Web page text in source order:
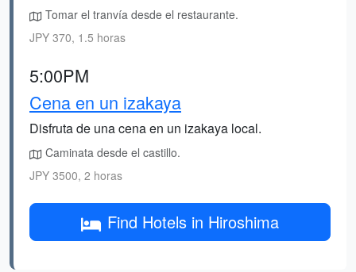
Tomar el tranvía desde el restaurante.
JPY 370, 1.5 horas
5:00PM
Cena en un izakaya
Disfruta de una cena en un izakaya local.
Caminata desde el castillo.
JPY 3500, 2 horas
Find Hotels in Hiroshima